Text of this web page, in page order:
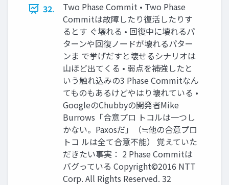
32.
Two Phase Commit • Two Phase
Commitは故障したり復活したりす
るとす ぐ壊れる • 回復中に壊れるパ
ターンや回復ノードが壊れるパター
ンま で挙げだすと壊せるシナリオは
山ほど出てくる • 弱点を補強したと
いう触れ込みの3 Phase Commitなん
てものもあるけどやはり壊れている •
GoogleのChubbyの開発者Mike
Burrows「合意プロ トコルは一つし
かない。Paxosだ」（≒他の合意プロ
トコ ルは全て合意不能） 覚えていた
だきたい事実： 2 Phase Commitは
バグっている Copyright©2016 NTT
Corp. All Rights Reserved. 32